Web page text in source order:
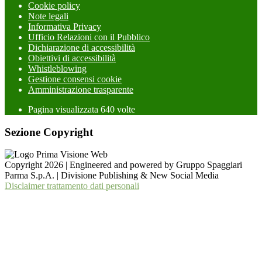
Cookie policy
Note legali
Informativa Privacy
Ufficio Relazioni con il Pubblico
Dichiarazione di accessibilità
Obiettivi di accessibilità
Whistleblowing
Gestione consensi cookie
Amministrazione trasparente
Pagina visualizzata 640 volte
Sezione Copyright
Copyright 2026 | Engineered and powered by Gruppo Spaggiari
Parma S.p.A. | Divisione Publishing & New Social Media
Disclaimer trattamento dati personali